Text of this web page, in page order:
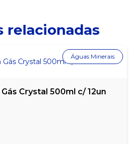
relacionadas
Crystal 500ml c/ 12un
Águas Minerais